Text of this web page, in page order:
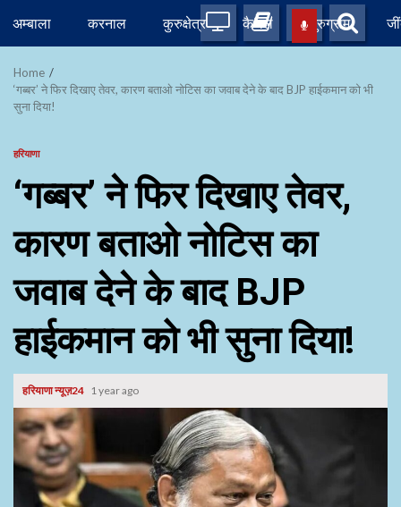
content
अम्बाला करनाल कुरुक्षेत्र कैथल गुरुग्राम
Home
‘गब्बर’ ने फिर दिखाए तेवर, कारण बताओ नोटिस का जवाब देने के बाद BJP हाईकमान को भी
सुना दिया!
हरियाणा
‘गब्बर’ ने फिर दिखाए तेवर,
कारण बताओ नोटिस का
जवाब देने के बाद BJP
हाईकमान को भी सुना दिया!
हरियाणा न्यूज़24 1 year ago